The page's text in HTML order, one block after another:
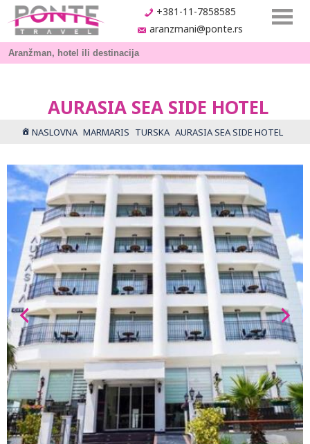
+381-11-7858585
aranzmani@ponte.rs
AURASIA SEA SIDE HOTEL
NASLOVNA MARMARIS TURSKA AURASIA SEA SIDE HOTEL